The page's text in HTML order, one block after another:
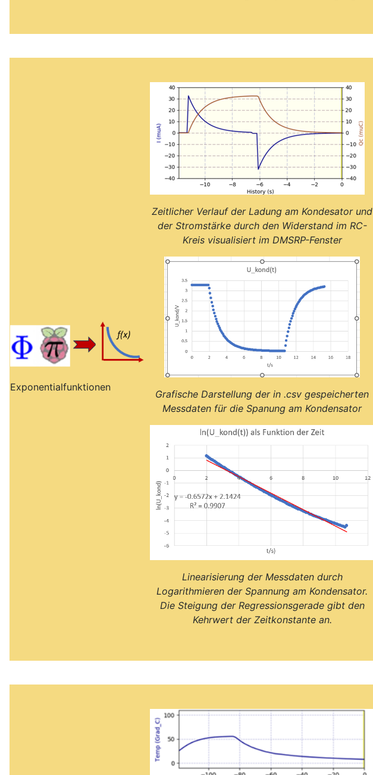
Exponentialfunktionen
Zeitlicher Verlauf der Ladung am Kondesator und
der Stromstärke durch den Widerstand im RC-
Kreis visualisiert im DMSRP-Fenster
Grafische Darstellung der in .csv gespeicherten
Messdaten für die Spanung am Kondensator
Linearisierung der Messdaten durch
Logarithmieren der Spannung am Kondensator.
Die Steigung der Regressionsgerade gibt den
Kehrwert der Zeitkonstante an.